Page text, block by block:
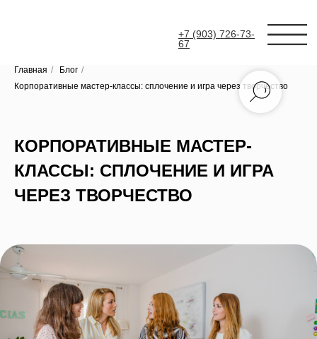
Главная / Блог /
Корпоративные мастер-классы: сплочение и игра через творчество
КОРПОРАТИВНЫЕ МАСТЕР-
КЛАССЫ: СПЛОЧЕНИЕ И ИГРА
ЧЕРЕЗ ТВОРЧЕСТВО